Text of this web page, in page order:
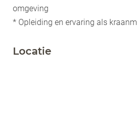
omgeving
* Opleiding en ervaring als
Locatie